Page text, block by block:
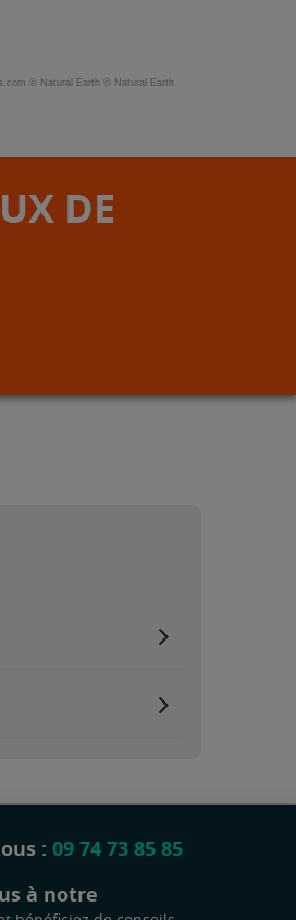
© Natural Earth © Natural Earth
DE
: 09 74 73 85 85
à notre